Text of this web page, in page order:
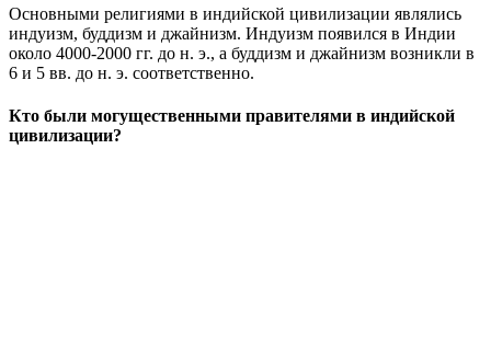
Основными религиями в индийской цивилизации являлись
индуизм, буддизм и джайнизм. Индуизм появился в Индии
около 4000-2000 гг. до н. э., а буддизм и джайнизм возникли в
6 и 5 вв. до н. э. соответственно.
Кто были могущественными правителями в индийской
цивилизации?